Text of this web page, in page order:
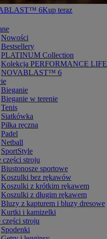
6Kup teraz
Nowości
Bestsellery
PLATINUM Collection
Kolekcja PERFORMANCE LIFE
NOVABLAST™ 6
Bieganie
Bieganie w terenie
Tenis
Siatkówka
Piłka ręczna
Padel
Netball
SportStyle
części stroju
Biustonosze sportowe
Koszulki bez rękawów
Koszulki z krótkim rękawem
Koszulki z długim rękawem
Bluzy z kapturem i bluzy dresowe
Kurtki i kamizelki
stroju
Spodenki